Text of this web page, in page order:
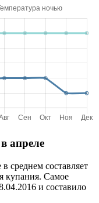
апреле
среднем составляет
купания. Самое
и составило